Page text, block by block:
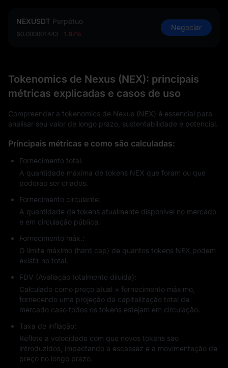
NEXUSDT Perpétuo
$0.000001443 -1.97%
Negociar
Tokenomics de Nexus (NEX): principais
métricas explicadas e casos de uso
Compreender a tokenomics de Nexus (NEX) é essencial para
analisar seu valor de longo prazo, sustentabilidade e potencial.
Principais métricas e como são calculadas:
Fornecimento total:
A quantidade máxima de tokens NEX que foram ou que
poderão ser criados.
Fornecimento circulante:
A quantidade de tokens atualmente disponível no mercado
e em circulação pública.
Fornecimento máx.:
O limite máximo (hard cap) de quantos tokens NEX podem
existir no total.
FDV (Avaliação totalmente diluída):
Calculado como preço atual × fornecimento máximo,
fornecendo uma projeção da capitalização total de
mercado caso todos os tokens estejam em circulação.
Taxa de inflação:
Reflete a velocidade com que novos tokens são
introduzidos, impactando a escassez e a movimentação de
preço no longo prazo.